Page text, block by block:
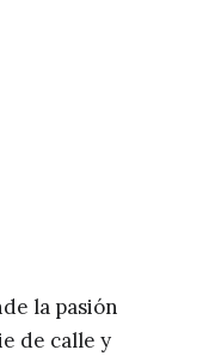
la pasión
de calle y